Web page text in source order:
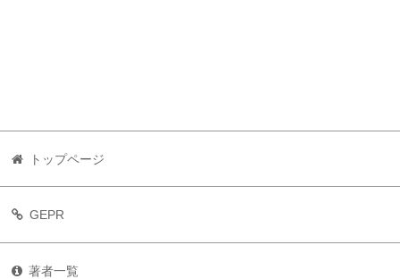
トップページ
GEPR
著者一覧